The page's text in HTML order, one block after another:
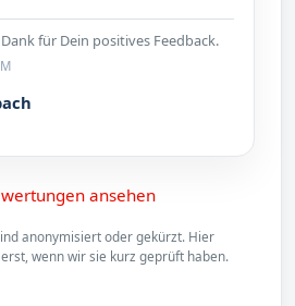
für Dein positives Feedback.
ansehen
anonymisiert oder gekürzt. Hier
wenn wir sie kurz geprüft haben.